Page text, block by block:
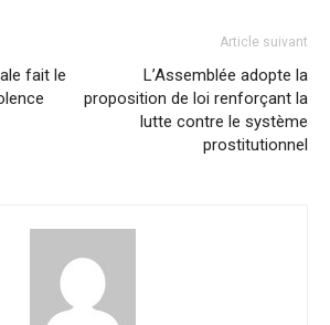
fait le
Article suivant
L’Assemblée adopte la
proposition de loi renforçant la
lutte contre le système
prostitutionnel